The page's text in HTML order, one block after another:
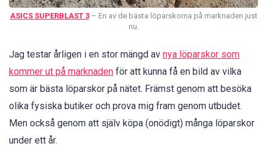
ASICS SUPERBLAST 3– En av de bästa löparskorna på marknaden just
nu.
Jag testar årligen i en stor mängd av nya löparskor som
kommer ut på marknaden för att kunna få en bild av vilka
som är bästa löparskor på nätet. Främst genom att besöka
olika fysiska butiker och prova mig fram genom utbudet.
Men också genom att själv köpa (onödigt) många löparskor
under ett år.